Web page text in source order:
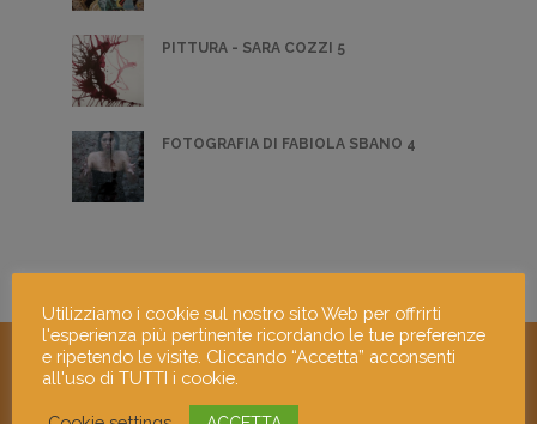
PITTURA - SARA COZZI 5
FOTOGRAFIA DI FABIOLA SBANO 4
Utilizziamo i cookie sul nostro sito Web per offrirti
l'esperienza più pertinente ricordando le tue preferenze
e ripetendo le visite. Cliccando “Accetta” acconsenti
all'uso di TUTTI i cookie.